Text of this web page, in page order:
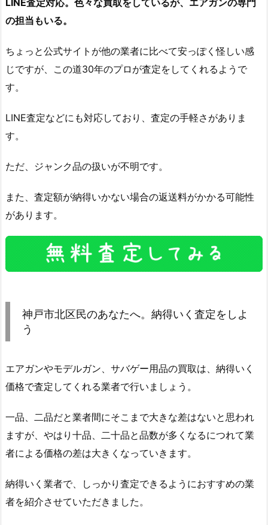
LINE査定対応。色々な買取をしているが、エアガンの専門
の担当もいる。
ちょっと公式サイトが他の業者に比べて安っぽく怪しい感
じですが、この道30年のプロが査定をしてくれるようで
す。
LINE査定などにも対応しており、査定の手軽さがありま
す。
ただ、ジャンク品の扱いが不明です。
また、査定額が納得いかない場合の返送料がかかる可能性
があります。
神戸市北区民のあなたへ。納得いく査定をしよ
う
エアガンやモデルガン、サバゲー用品の買取は、納得いく
価格で査定してくれる業者で行いましょう。
一品、二品だと業者間にそこまで大きな差はないと思われ
ますが、やはり十品、二十品と品数が多くなるにつれて業
者による価格の差は大きくなっていきます。
納得いく業者で、しっかり査定できるようにおすすめの業
者を紹介させていただきました。